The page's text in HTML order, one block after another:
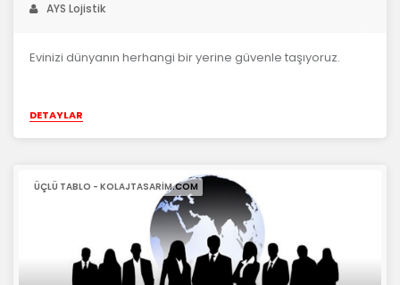
AYS Lojistik
Evinizi dünyanın herhangi bir yerine güvenle taşıyoruz.
DETAYLAR
ÜÇLÜ TABLO - KOLAJTASARIM.COM